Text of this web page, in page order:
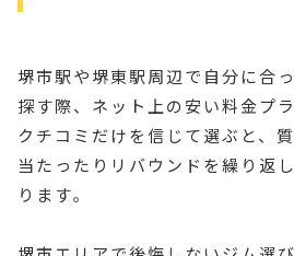
堺市駅や堺東駅周辺で自分に合
探す際、ネット上の安い料金プ
クチコミだけを信じて選ぶと、
当たったりリバウンドを繰り返
ります。